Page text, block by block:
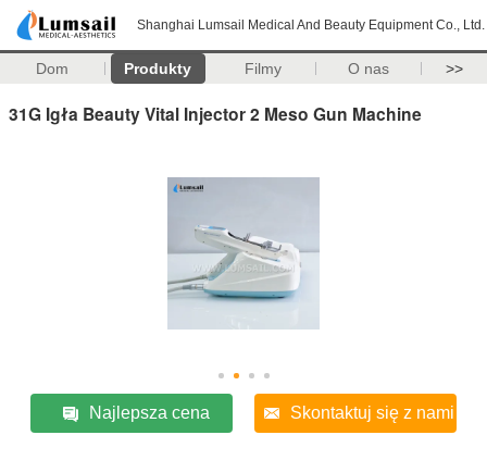
Shanghai Lumsail Medical And Beauty Equipment Co., Ltd.
Dom Produkty Filmy O nas >>
31G Igła Beauty Vital Injector 2 Meso Gun Machine
Najlepsza cena Skontaktuj się z nami